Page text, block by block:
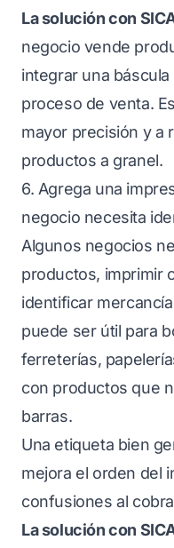
La solución con
negocio vende
integrar una
proceso de venta.
mayor precisión y a
productos a granel.
6. Agrega una
negocio necesita
Algunos negocios
productos, imprimir
identificar
puede ser útil para
ferreterías,
con productos que
barras.
Una etiqueta bien
mejora el orden del
confusiones al
La solución con